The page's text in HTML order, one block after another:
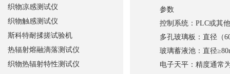
参数
控制系统：PLC或其他
多孔玻璃板：直径（
玻璃蓄液池：直径
电子天平：精度通常为
织物凉感测试仪
织物触感测试仪
斯科特耐揉搓试验机
热辐射熔融滴落测试仪
织物热辐射特性测试仪